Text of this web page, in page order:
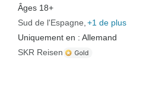
Âges 18+
Sud de l'Espagne +1 de plus
Uniquement en : Allemand
SKR Reisen